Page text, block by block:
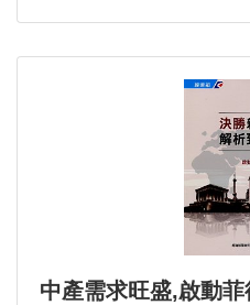
中產需求旺盛,啟動